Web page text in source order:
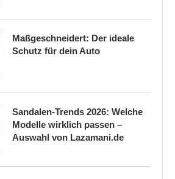
Maßgeschneidert: Der ideale
Schutz für dein Auto
Sandalen-Trends 2026: Welche
Modelle wirklich passen –
Auswahl von Lazamani.de